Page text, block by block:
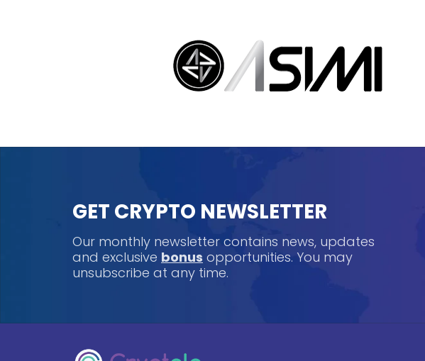
GET CRYPTO NEWSLETTER
Our monthly newsletter contains news, updates
and exclusive bonus opportunities. You may
unsubscribe at any time.